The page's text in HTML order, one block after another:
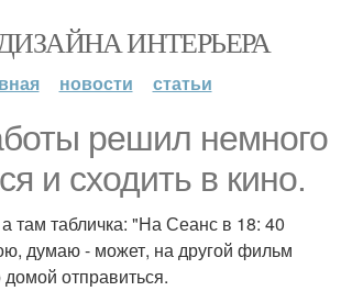
ИНТЕРЬЕРА
новости статьи
решил немного
и сходить в кино.
там табличка: "На Сеанс в 18: 40
думаю - может, на другой фильм
отправиться.